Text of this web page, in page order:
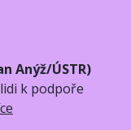
Anýž/ÚSTR)
k podpoře